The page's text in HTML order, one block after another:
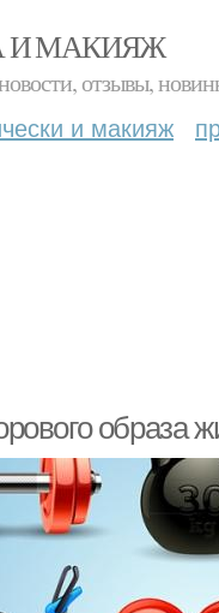
И МАКИЯЖ
отзывы,
и макияж
образа